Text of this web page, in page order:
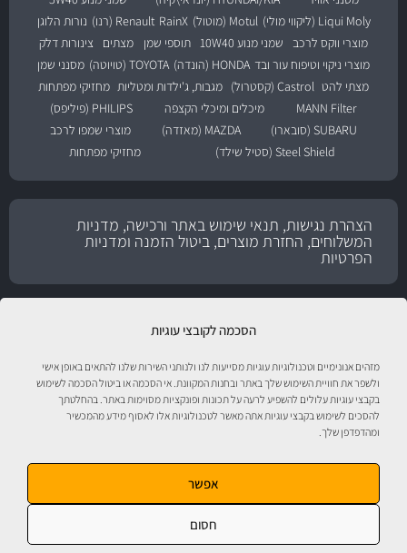
הסכמה לקובצי עוגיות
מזהים אנונימיים וטכנולוגיות עוגיות מסייעות לנו ולנותני השירות שלנו להתאים באופן אישי
ולשפר את חוויית השימוש שלך באתר ובחנות המקוונת. אי הסכמה או ביטול הסכמה לשימוש
בקבצי עוגיות עלולים להשפיע לרעה על תכונות ופונקציות מסוימות באתר. בהחלטתך
להסכים לשימוש בקבצי עוגיות אתה מאשר לטכנולוגיות אלו לאסוף מידע מהמכשיר
ומהדפדפן שלך.
אפשר
חסום
Liqui Moly (ליקווי מולי)
Motul (מוטול) RainX Renault (רנו)
נורות הלוגן
מוצרי ווקס לרכב
שמני מנוע 10W40 תוספי שמן מצתים
צינורות דלק
מוצרי ניקוי וטיפוח עור ובד HONDA (הונדה) TOYOTA (טויוטה)
מסנני שמן
מצתי להט Castrol (קסטרול) מגבות, ג'ילדות ומטליות מחזיקי מפתחות
MANN Filter
מיכלים ומיכלי הקצפה
PHILIPS (פיליפס)
SUBARU (סובארו)
MAZDA (מאזדה)
מוצרי שמפו לרכב
Steel Shield (סטיל שילד)
מחזיקי מפתחות
הצהרת נגישות, תנאי שימוש באתר ורכישה, מדניות
המשלוחים, החזרת מוצרים, ביטול הזמנה ומדניות
הפרטיות
אוטוסטור - ספורט מוטורי, חלקי חילוף, אביזרים, שמנים, נוזלים, חומרי עבודה ומוצרי